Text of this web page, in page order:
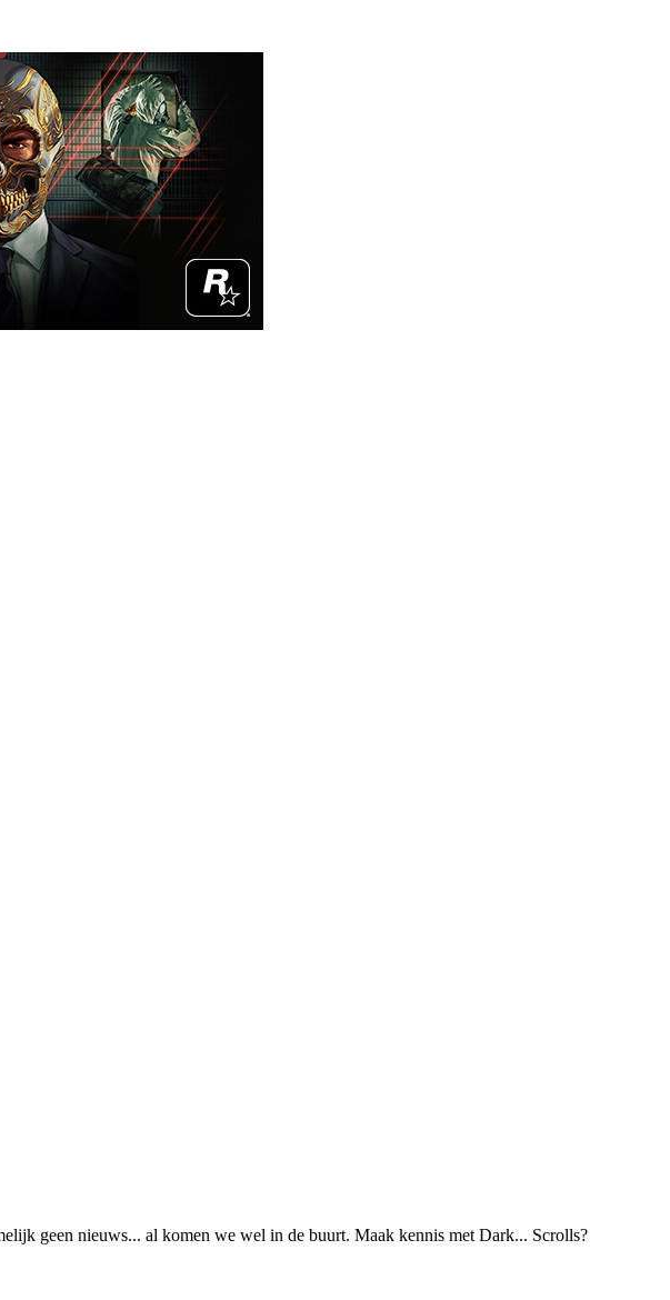
geen nieuws... al komen we wel in de buurt. Maak kennis met Dark... Scrolls?